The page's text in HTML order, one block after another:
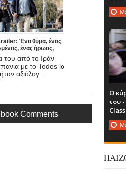
Ένα θύμα, ένας
ένας ήρωας,
Έρχεται στο
νέα ταινία του
του από το Ιράν
με το Todos lo
αξιόλογ...
Comments
Ο
του